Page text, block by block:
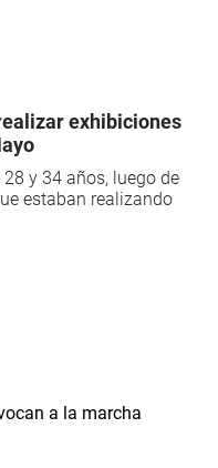
exhibiciones
y 34 años, luego de
estaban realizando